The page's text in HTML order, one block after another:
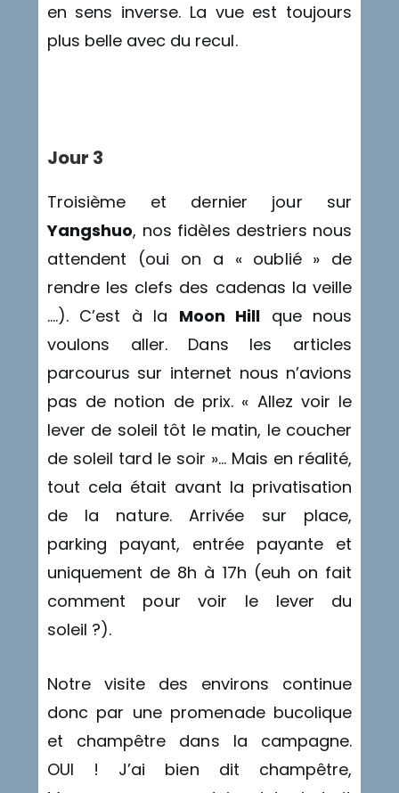
en sens inverse. La vue est toujours
plus belle avec du recul.
Jour 3
Troisième et dernier jour sur
Yangshuo, nos fidèles destriers nous
attendent (oui on a « oublié » de
rendre les clefs des cadenas la veille
….). C’est à la Moon Hill que nous
voulons aller. Dans les articles
parcourus sur internet nous n’avions
pas de notion de prix. « Allez voir le
lever de soleil tôt le matin, le coucher
de soleil tard le soir »… Mais en réalité,
tout cela était avant la privatisation
de la nature. Arrivée sur place,
parking payant, entrée payante et
uniquement de 8h à 17h (euh on fait
comment pour voir le lever du
soleil ?).
Notre visite des environs continue
donc par une promenade bucolique
et champêtre dans la campagne.
OUI ! J’ai bien dit champêtre,